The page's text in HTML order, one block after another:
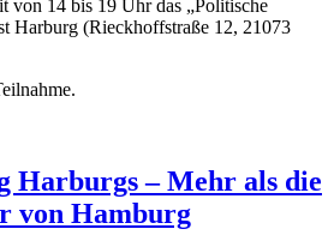
von 14 bis 19 Uhr das „Politische
Harburg (Rieckhoffstraße 12, 21073
Harburgs – Mehr als die
von Hamburg